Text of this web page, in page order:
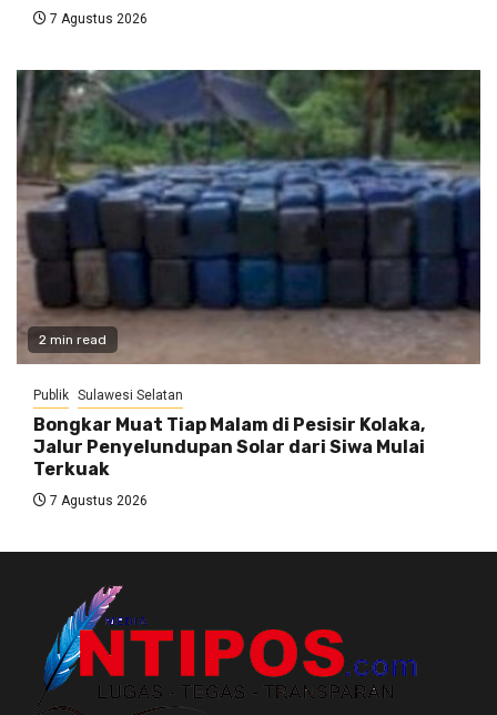
7 Agustus 2026
2 min read
Publik Sulawesi Selatan
Bongkar Muat Tiap Malam di Pesisir Kolaka,
Jalur Penyelundupan Solar dari Siwa Mulai
Terkuak
7 Agustus 2026